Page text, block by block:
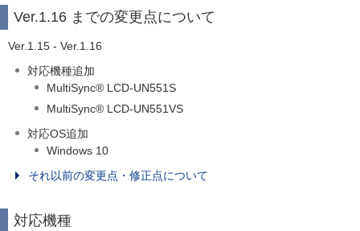
Ver.1.16 までの変更点について
Ver.1.15 - Ver.1.16
対応機種追加
MultiSync® LCD-UN551S
MultiSync® LCD-UN551VS
対応OS追加
Windows 10
それ以前の変更点・修正点について
対応機種